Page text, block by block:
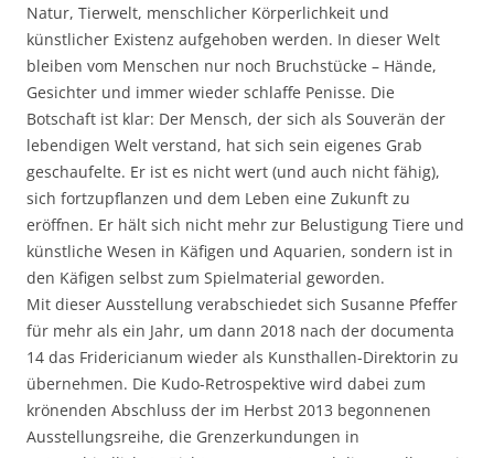
Natur, Tierwelt, menschlicher Körperlichkeit und
künstlicher Existenz aufgehoben werden. In dieser Welt
bleiben vom Menschen nur noch Bruchstücke – Hände,
Gesichter und immer wieder schlaffe Penisse. Die
Botschaft ist klar: Der Mensch, der sich als Souverän der
lebendigen Welt verstand, hat sich sein eigenes Grab
geschaufelte. Er ist es nicht wert (und auch nicht fähig),
sich fortzupflanzen und dem Leben eine Zukunft zu
eröffnen. Er hält sich nicht mehr zur Belustigung Tiere und
künstliche Wesen in Käfigen und Aquarien, sondern ist in
den Käfigen selbst zum Spielmaterial geworden.
Mit dieser Ausstellung verabschiedet sich Susanne Pfeffer
für mehr als ein Jahr, um dann 2018 nach der documenta
14 das Fridericianum wieder als Kunsthallen-Direktorin zu
übernehmen. Die Kudo-Retrospektive wird dabei zum
krönenden Abschluss der im Herbst 2013 begonnenen
Ausstellungsreihe, die Grenzerkundungen in